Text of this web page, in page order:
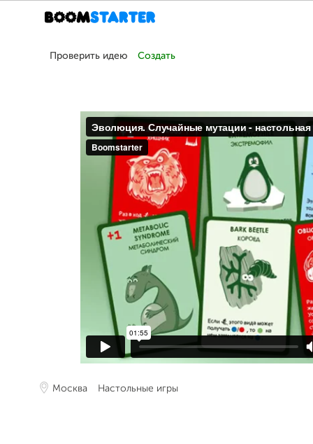
Проверить идею Создать
Москва Настольные игры